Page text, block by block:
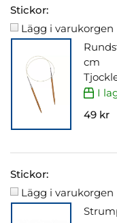
Stickor:
Lägg i varukorgen
cm
I
49 kr
Stickor:
Lägg i varukorgen